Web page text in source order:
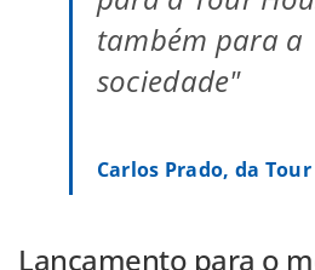
também para a
sociedade"
Carlos Prado, da
Lançamento para o